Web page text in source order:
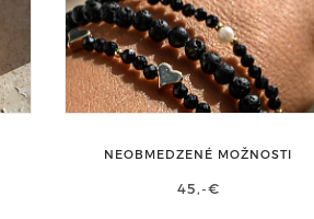
NEOBMEDZENÉ MOŽNOSTI
45,-€